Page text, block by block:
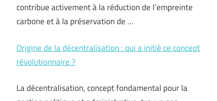
contribue activement à la réduction de l’empreinte
carbone et à la préservation de …
Origine de la décentralisation : qui a initié ce concept
révolutionnaire ?
La décentralisation, concept fondamental pour la